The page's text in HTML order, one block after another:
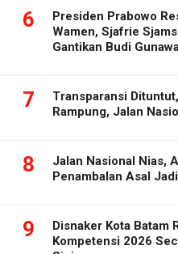
6
Presiden Prabowo
Wamen, Sjafrie
Gantikan Budi
7
Transparansi
Rampung, Jalan
8
Jalan Nasional Nias,
Penambalan Asal
9
Disnaker Kota Batam
Kompetensi 2026